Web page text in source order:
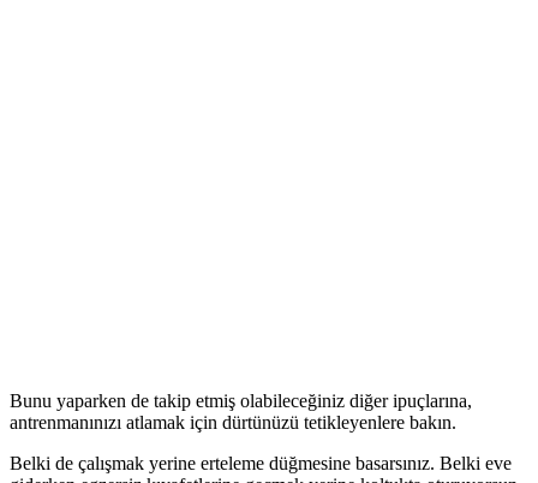
Bunu yaparken de takip etmiş olabileceğiniz diğer ipuçlarına,
antrenmanınızı atlamak için dürtünüzü tetikleyenlere bakın.
Belki de çalışmak yerine erteleme düğmesine basarsınız. Belki eve